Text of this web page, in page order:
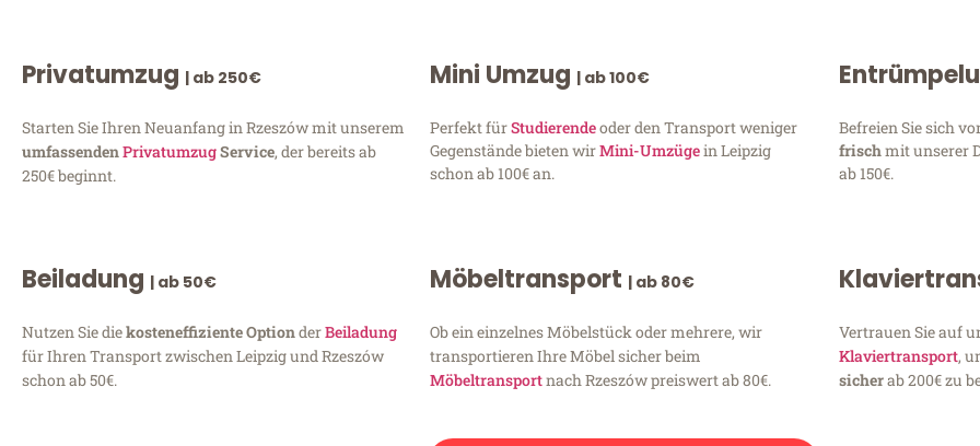
Privatumzug | ab 250€
Starten Sie Ihren Neuanfang in Rzeszów mit unserem
umfassendenPrivatumzugService, der bereits ab
250€ beginnt.
Mini Umzug | ab 100€
Perfekt fürStudierendeoder den Transport weniger
Gegenstände bieten wirMini-Umzügein Leipzig
schon ab 100€ an.
Befreien Sie sich
frischmit unserer
ab 150€.
Beiladung | ab 50€
Nutzen Sie diekosteneffiziente OptionderBeiladung
für Ihren Transport zwischen Leipzig und Rzeszów
schon ab 50€.
Möbeltransport | ab 80€
Ob ein einzelnes Möbelstück oder mehrere, wir
transportieren Ihre Möbel sicher beim
Möbeltransportnach Rzeszów preiswert ab 80€.
Vertrauen Sie auf
Klaviertransport,
sicherab 200€ zu